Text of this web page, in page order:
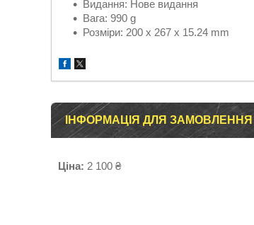
Видання: Нове видання
Вага: 990 g
Розміри: 200 x 267 x 15.24 mm
ІНФОРМАЦІЯ ДЛЯ ЗАМОВЛЕННЯ
Ціна: 2 100 ₴